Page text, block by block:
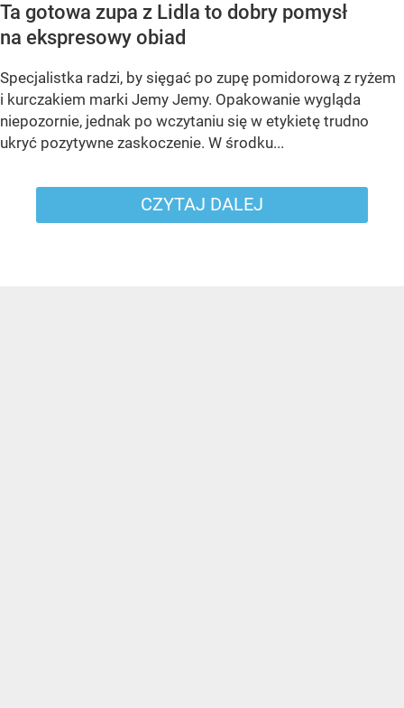
Ta gotowa zupa z Lidla to dobry pomysł
na ekspresowy obiad
Specjalistka radzi, by sięgać po zupę pomidorową z ryżem
i kurczakiem marki Jemy Jemy. Opakowanie wygląda
niepozornie, jednak po wczytaniu się w etykietę trudno
ukryć pozytywne zaskoczenie. W środku...
CZYTAJ DALEJ